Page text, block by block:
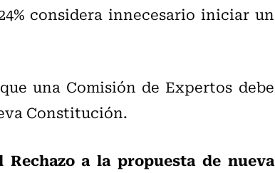
considera innecesario iniciar un
una Comisión de Expertos debe
Constitución.
a la propuesta de nueva